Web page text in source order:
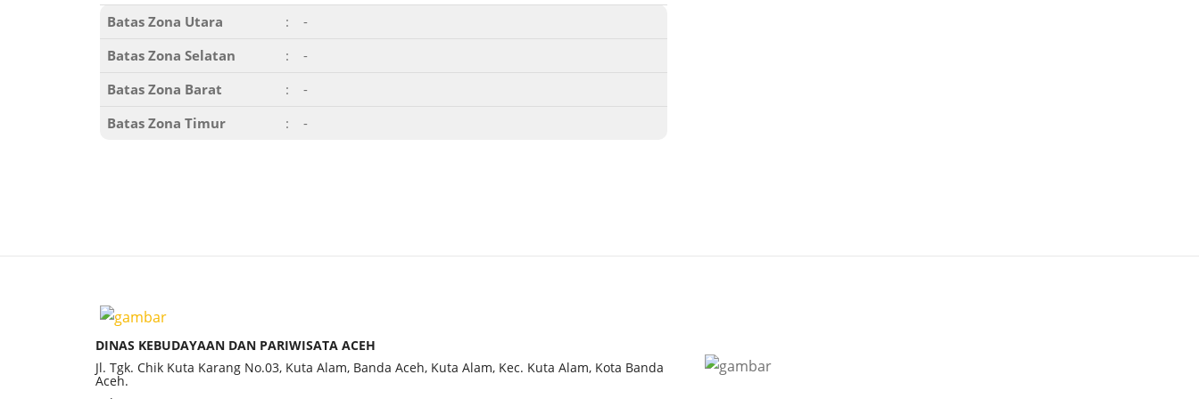
Batas Zona Utara :
-
Batas Zona Selatan
:
-
Batas Zona Barat
:
-
Batas Zona Timur
: -
yang mengalami kerusakan. Penataan kembali: Setelah
DINAS KEBUDAYAAN DAN PARIWISATA ACEH
Jl. Tgk. Chik Kuta Karang No.03, Kuta Alam, Banda Aceh, Kuta Alam, Kec. Kuta Alam, Kota Banda
Aceh.